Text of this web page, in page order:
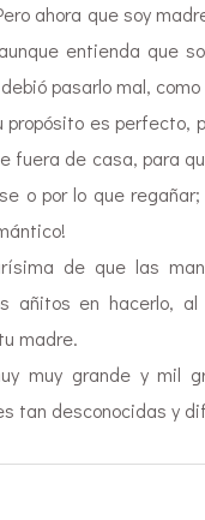
ahora que soy
entienda que
pasarlo mal,
propósito es perfecto,
fuera de casa, para
o por lo que
de que las
añitos en hacerlo,
madre.
muy grande y mil
tan desconocidas y